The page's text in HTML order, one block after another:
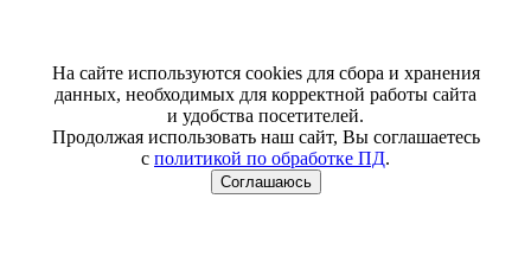
На сайте используются cookies для сбора и хранения
данных, необходимых для корректной работы сайта
и удобства посетителей.
Продолжая использовать наш сайт, Вы соглашаетесь
с политикой по обработке ПД.
Соглашаюсь